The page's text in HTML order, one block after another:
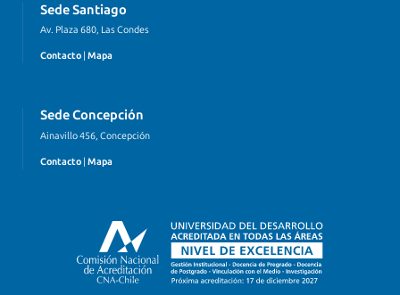
Sede Santiago
Av. Plaza 680, Las Condes
Contacto Mapa
Sede Concepción
Ainavillo 456, Concepción
Contacto | Mapa